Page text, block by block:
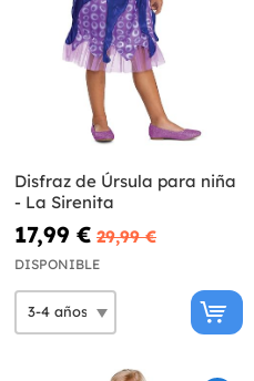
Disfraz de Úrsula para niña
- La Sirenita
17,99 € 29,99 €
DISPONIBLE